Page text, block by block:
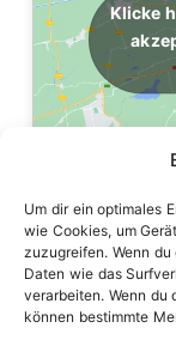
Um dir ein optimales
wie Cookies, um
zuzugreifen. Wenn
Daten wie das
verarbeiten. Wenn
können bestimmte
Klicke